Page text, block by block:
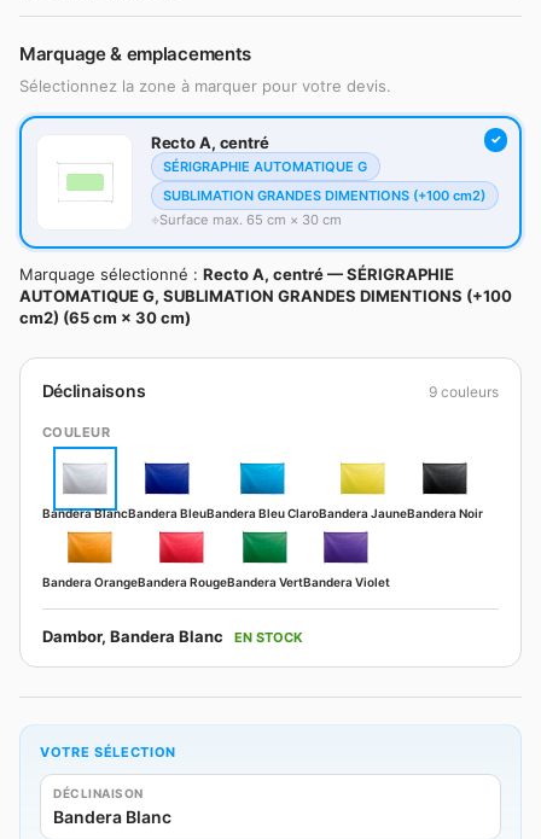
Marquage & emplacements
Sélectionnez la zone à marquer pour votre devis.
Recto A, centré
SÉRIGRAPHIE AUTOMATIQUE G
SUBLIMATION GRANDES DIMENTIONS (+100 cm2)
Surface max. 65 cm × 30 cm
Marquage sélectionné : Recto A, centré — SÉRIGRAPHIE
AUTOMATIQUE G, SUBLIMATION GRANDES DIMENTIONS (+100
cm2) (65 cm × 30 cm)
Déclinaisons 9 couleurs
COULEUR
Bandera BlancBandera BleuBandera Bleu ClaroBandera JauneBandera Noir
Bandera OrangeBandera RougeBandera VertBandera Violet
Dambor, Bandera Blanc EN STOCK
VOTRE SÉLECTION
DÉCLINAISON
Bandera Blanc